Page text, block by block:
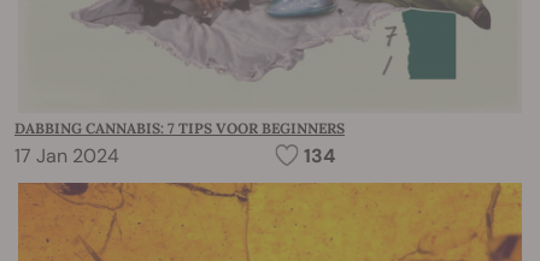
DABBING CANNABIS: 7 TIPS VOOR BEGINNERS
17 Jan 2024 134